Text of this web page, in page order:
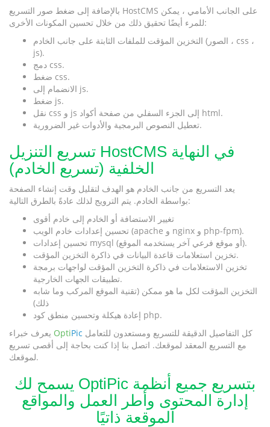
بالإضافة إلى ضغط صور التسريع HostCMS على الجانب الأمامي ، يمكن
للمرء أيضًا تحقيق ذلك من خلال تحسين المكونات الأخرى:
التخزين المؤقت للملفات الثابتة على جانب الخادم (الصور ، css ،
js).
دمج css.
ضغط css.
الانضمام إلى js.
ضغط js.
نقل css و js إلى الجزء السفلي من صفحة أكواد html.
تعطيل النصوص البرمجية والأدوات غير الضرورية.
تسريع التنزيل HostCMS في النهاية
الخلفية (تسريع الخادم)
يعد التسريع من جانب الخادم هو الهدف لتقليل وقت إنشاء الصفحة
بواسطة الخادم. يتم الترويج لذلك عادةً بالطرق التالية:
تغيير الاستضافة أو الخادم إلى خادم أقوى
تحسين إعدادات خادم الويب (apache و nginx و php-fpm).
تحسين إعدادات mysql (أو موقع فرعي آخر يستخدمه الموقع).
تخزين استعلامات قاعدة البيانات في ذاكرة التخزين المؤقت.
تخزين الاستعلامات في ذاكرة التخزين المؤقت لواجهات برمجة
تطبيقات الجهات الخارجية.
التخزين المؤقت لكل ما هو ممكن (تقنية الموقع المركب وما شابه
ذلك)
إعادة هيكلة وتحسين منطق كود php.
OptiPic كل التفاصيل الدقيقة للتسريع ومستعدون للتعامل
مع التسريع المعقد لموقعك. اتصل بنا إذا كنت بحاجة إلى أقصى تسريع
لموقعك.
يسمح لك OptiPic بتسريع جميع أنظمة
إدارة المحتوى وأطر العمل والمواقع
الموقعة ذاتيًا